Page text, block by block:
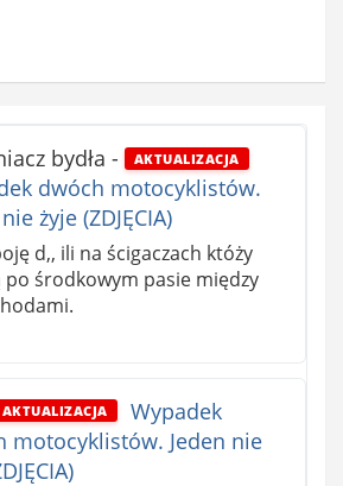
bydła - AKTUALIZACJA
dwóch motocyklistów.
żyje (ZDJĘCIA)
d,, ili na ścigaczach któży
po środkowym pasie między
AKTUALIZACJA
Wypadek
motocyklistów. Jeden nie